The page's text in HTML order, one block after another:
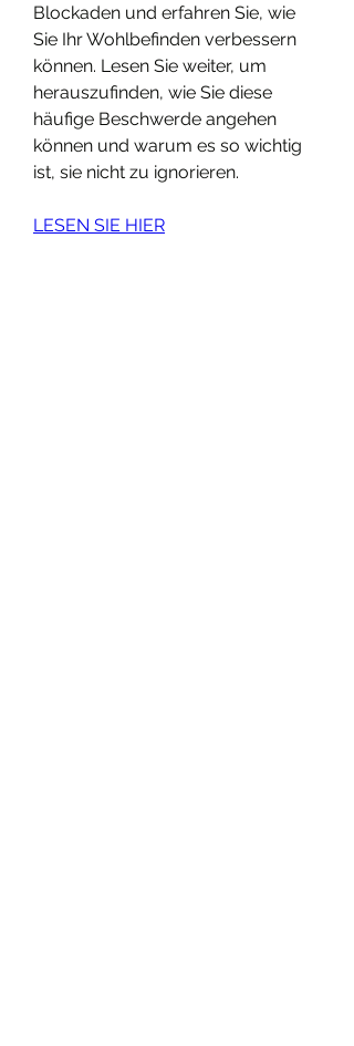
Blockaden und erfahren Sie, wie
Sie Ihr Wohlbefinden verbessern
können. Lesen Sie weiter, um
herauszufinden, wie Sie diese
häufige Beschwerde angehen
können und warum es so wichtig
ist, sie nicht zu ignorieren.
LESEN SIE HIER